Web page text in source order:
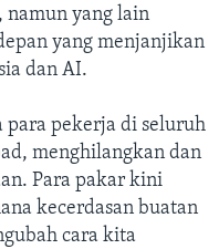
namun yang lain
yang menjanjikan
dan AI.
para pekerja di seluruh
menghilangkan dan
Para pakar kini
kecerdasan buatan
cara kita